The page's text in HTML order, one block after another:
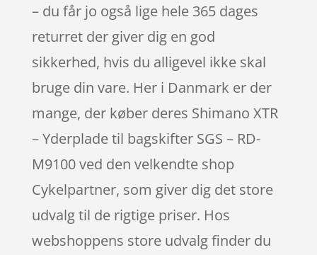
– du får jo også lige hele 365 dages
returret der giver dig en god
sikkerhed, hvis du alligevel ikke skal
bruge din vare. Her i Danmark er der
mange, der køber deres Shimano XTR
– Yderplade til bagskifter SGS – RD-
M9100 ved den velkendte shop
Cykelpartner, som giver dig det store
udvalg til de rigtige priser. Hos
webshoppens store udvalg finder du